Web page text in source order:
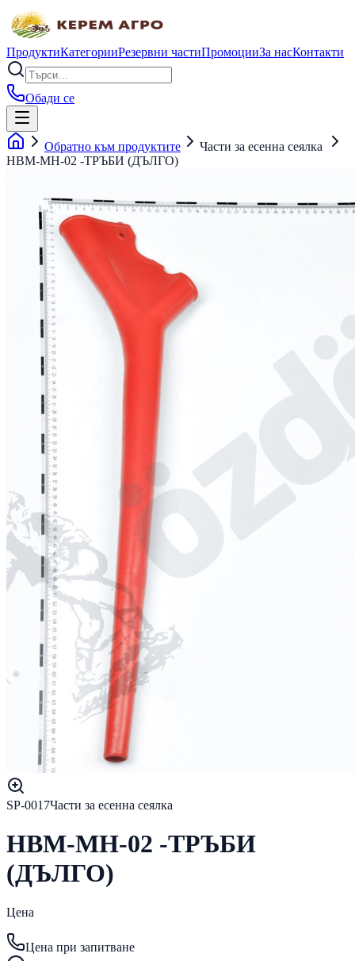
ПродуктиКатегорииРезервни частиПромоцииЗа насКонтакти
Обади се
Обратно към продуктите
Части за есенна сеялка
HBM-MH-02 -ТРЪБИ (ДЪЛГО)
SP-0017Части за есенна сеялка
HBM-MH-02 -ТРЪБИ
(ДЪЛГО)
Цена
Цена при запитване